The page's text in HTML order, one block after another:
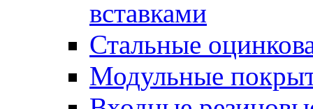
вставками
Стальные
Модульные